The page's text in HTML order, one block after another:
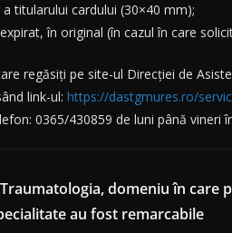
titularului cardului (30×40 mm);
în original (în cazul în care
regăsiți pe site-ul Direcției de
link-ul: https://dastgmures.ro/
0365/430859 de luni până vineri
domeniu în care
au fost remarcabile